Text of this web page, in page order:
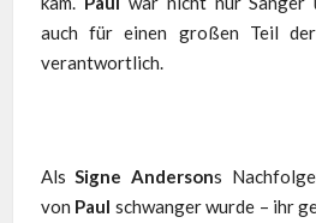
auch für einen großen Teil
verantwortlich.
Als Signe Andersons
von Paul schwanger wurde – ihr